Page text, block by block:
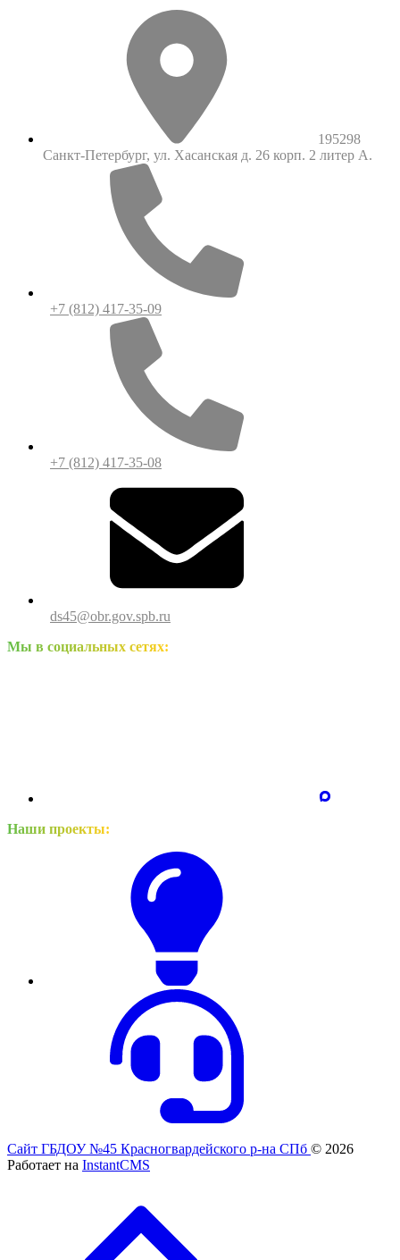
195298
Санкт-Петербург, ул. Хасанская д. 26 корп. 2 литер А.
+7 (812) 417-35-09
+7 (812) 417-35-08
ds45@obr.gov.spb.ru
Мы в социальных сетях:
Наши проекты:
Сайт ГБДОУ №45 Красногвардейского р-на СПб © 2026
Работает на InstantCMS